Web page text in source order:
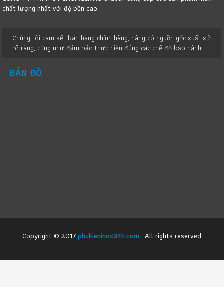
chất lượng nhất với độ bền cao.
Chúng tôi cam kết bán hàng chính hãng, hàng có nguồn gốc xuất xứ
rõ ràng, cũng như đảm bảo thực hiện đúng các chế độ bảo hành.
BẢN ĐỒ
Copyright © 2017phukieninox24h.com. All rights reserved